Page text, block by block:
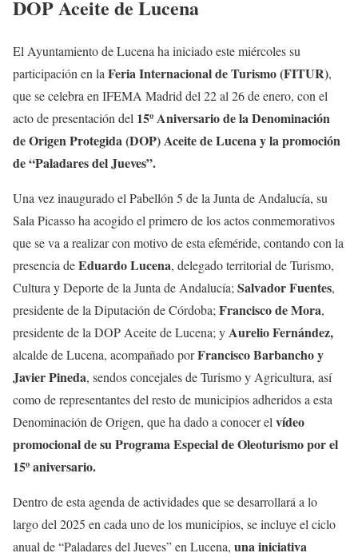
DOP Aceite de Lucena
El Ayuntamiento de Lucena ha iniciado este miércoles su
participación en laFeria Internacional de Turismo (FITUR),
que se celebra en IFEMA Madrid del 22 al 26 de enero, con el
acto de presentación del 15º Aniversario de la Denominación
de Origen Protegida (DOP) Aceite de Lucena y la promoción
de “Paladares del Jueves”.
Una vez inaugurado el Pabellón 5 de la Junta de Andalucía, su
Sala Picasso ha acogido el primero de los actos conmemorativos
que se va a realizar con motivo de esta efeméride, contando con la
presencia deEduardo Lucena, delegado territorial de Turismo,
Cultura y Deporte de la Junta de Andalucía;Salvador Fuentes,
presidente de la Diputación de Córdoba;Francisco de Mora,
presidente de la DOP Aceite de Lucena; yAurelio Fernández,
alcalde de Lucena, acompañado porFrancisco Barbancho y
Javier Pineda, sendos concejales de Turismo y Agricultura, así
como de representantes del resto de municipios adheridos a esta
Denominación de Origen, que ha dado a conocer elvídeo
promocional de su Programa Especial de Oleoturismo por el
15º aniversario.
Dentro de esta agenda de actividades que se desarrollará a lo
largo del 2025 en cada uno de los municipios, se incluye el ciclo
anual de “Paladares del Jueves” en Lucena, una iniciativa